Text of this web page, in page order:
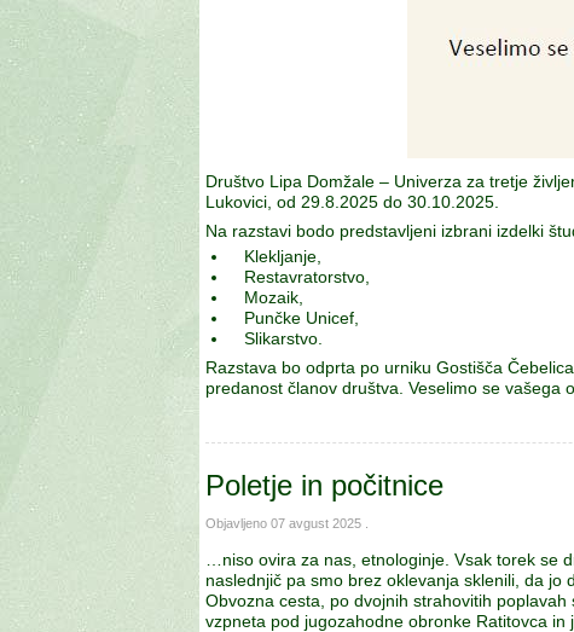
Društvo Lipa Domžale – Univerza za tretje
Lukovici, od 29.8.2025 do 30.10.2025.
Na razstavi bodo predstavljeni izbrani izdelki
Klekljanje,
Restavratorstvo,
Mozaik,
Punčke Unicef,
Slikarstvo.
Razstava bo odprta po urniku Gostišča
predanost članov društva. Veselimo se vašega
Poletje in počitnice
Objavljeno 07 avgust 2025
…niso ovira za nas, etnologinje. Vsak torek se
naslednjič pa smo brez oklevanja sklenili, da jo
Obvozna cesta, po dvojnih strahovitih
vzpneta pod jugozahodne obronke Ratitovca in